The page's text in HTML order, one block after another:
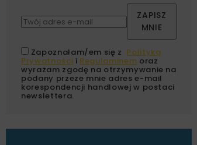
ZAPISZ
MNIE
Zapoznałam/em się z Polityką
Prywatności i Regulaminem oraz
wyrażam zgodę na otrzymywanie na
podany przeze mnie adres e-mail
korespondencji handlowej w postaci
newslettera.